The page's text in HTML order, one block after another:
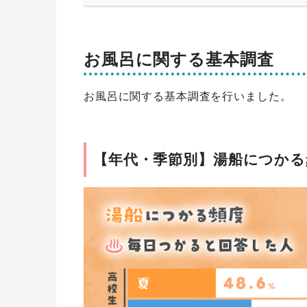
お風呂に関する基本調査
お風呂に関する基本調査を行いました。
【年代・季節別】湯船につか